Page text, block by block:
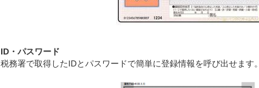
ID・パスワード
税務署で取得したIDとパスワードで簡単に登録情報を呼び出せます。